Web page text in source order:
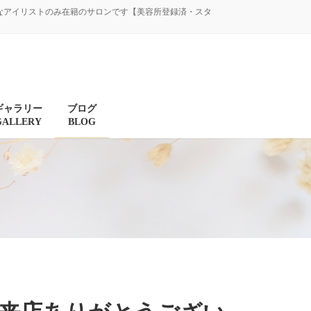
イリストのみ在籍のサロンです【美容所登録済・スタ
ャラリー
ブログ
BLOG